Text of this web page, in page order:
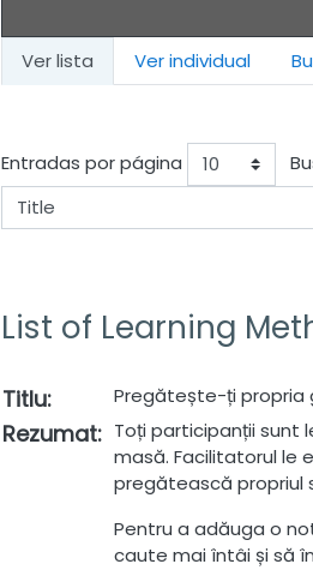
Ver lista Ver individual
Entradas por página
List of Learning
Titlu: Pregătește-ți propria
Rezumat: Toți participanții sunt
masă. Facilitatorul le
pregătească propriul
Pentru a adăuga o
caute mai întâi și să